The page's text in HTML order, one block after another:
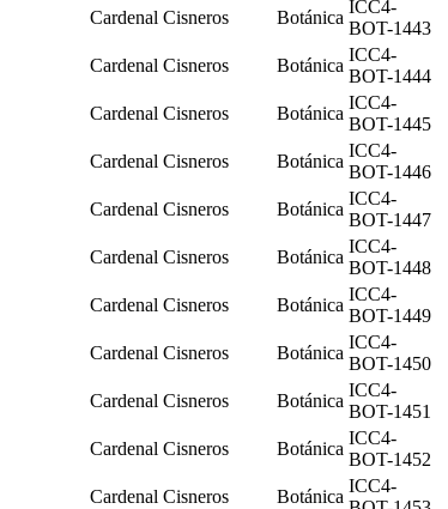
Cardenal Cisneros Botánica
ICC4-
BOT-1443
Cardenal Cisneros Botánica
ICC4-
BOT-1444
Cardenal Cisneros Botánica
ICC4-
BOT-1445
Cardenal Cisneros Botánica
ICC4-
BOT-1446
Cardenal Cisneros Botánica
ICC4-
BOT-1447
Cardenal Cisneros Botánica
ICC4-
BOT-1448
Cardenal Cisneros Botánica
ICC4-
BOT-1449
Cardenal Cisneros Botánica
ICC4-
BOT-1450
Cardenal Cisneros Botánica
ICC4-
BOT-1451
Cardenal Cisneros Botánica
ICC4-
BOT-1452
Cardenal Cisneros Botánica
ICC4-